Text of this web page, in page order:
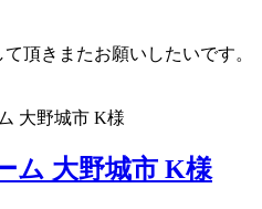
頂きまたお願いしたいです。
ム 大野城市 K様